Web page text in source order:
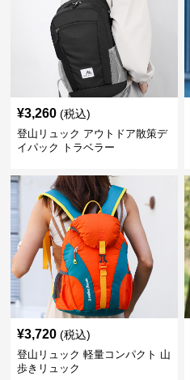
¥3,260 (税込)
登山リュック アウトドア散策デ
イパック トラベラー
¥3,720 (税込)
登山リュック 軽量コンパクト 山
歩きリュック